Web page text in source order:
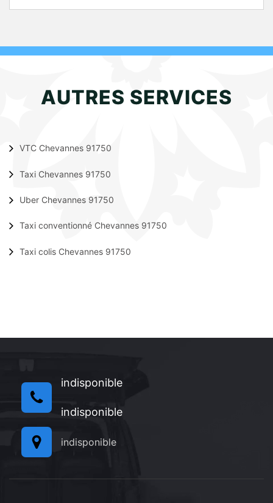
AUTRES SERVICES
VTC Chevannes 91750
Taxi Chevannes 91750
Uber Chevannes 91750
Taxi conventionné Chevannes 91750
Taxi colis Chevannes 91750
indisponible
indisponible
indisponible